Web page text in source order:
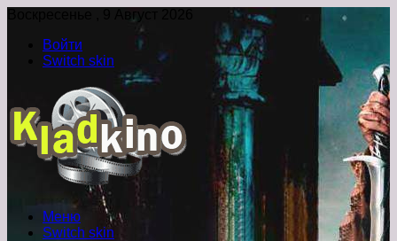
Воскресенье , 9 Август 2026
Войти
Switch skin
Меню
Switch skin